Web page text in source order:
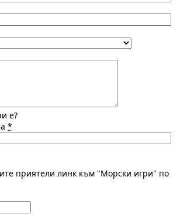
е?
*
приятели линк към "Морски игри" по